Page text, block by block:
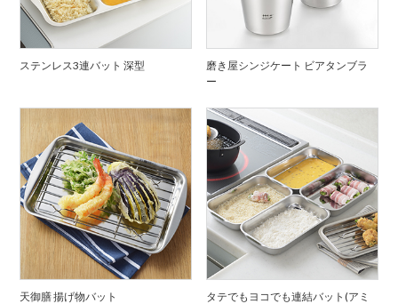
ステンレス3連バット 深型
磨き屋シンジケート ビアタンブラ
ー
天御膳 揚げ物バット
タテでもヨコでも連結バット(アミ